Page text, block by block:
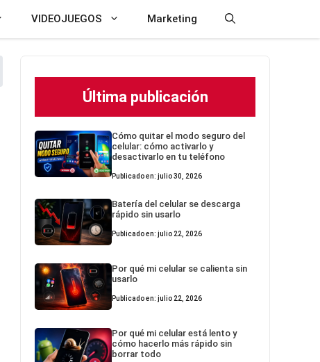
VIDEOJUEGOS Marketing
Última publicación
Cómo quitar el modo seguro del
celular: cómo activarlo y
desactivarlo en tu teléfono
Publicado en: julio 30, 2026
Batería del celular se descarga
rápido sin usarlo
Publicado en: julio 22, 2026
Por qué mi celular se calienta sin
usarlo
Publicado en: julio 22, 2026
Por qué mi celular está lento y
cómo hacerlo más rápido sin
borrar todo